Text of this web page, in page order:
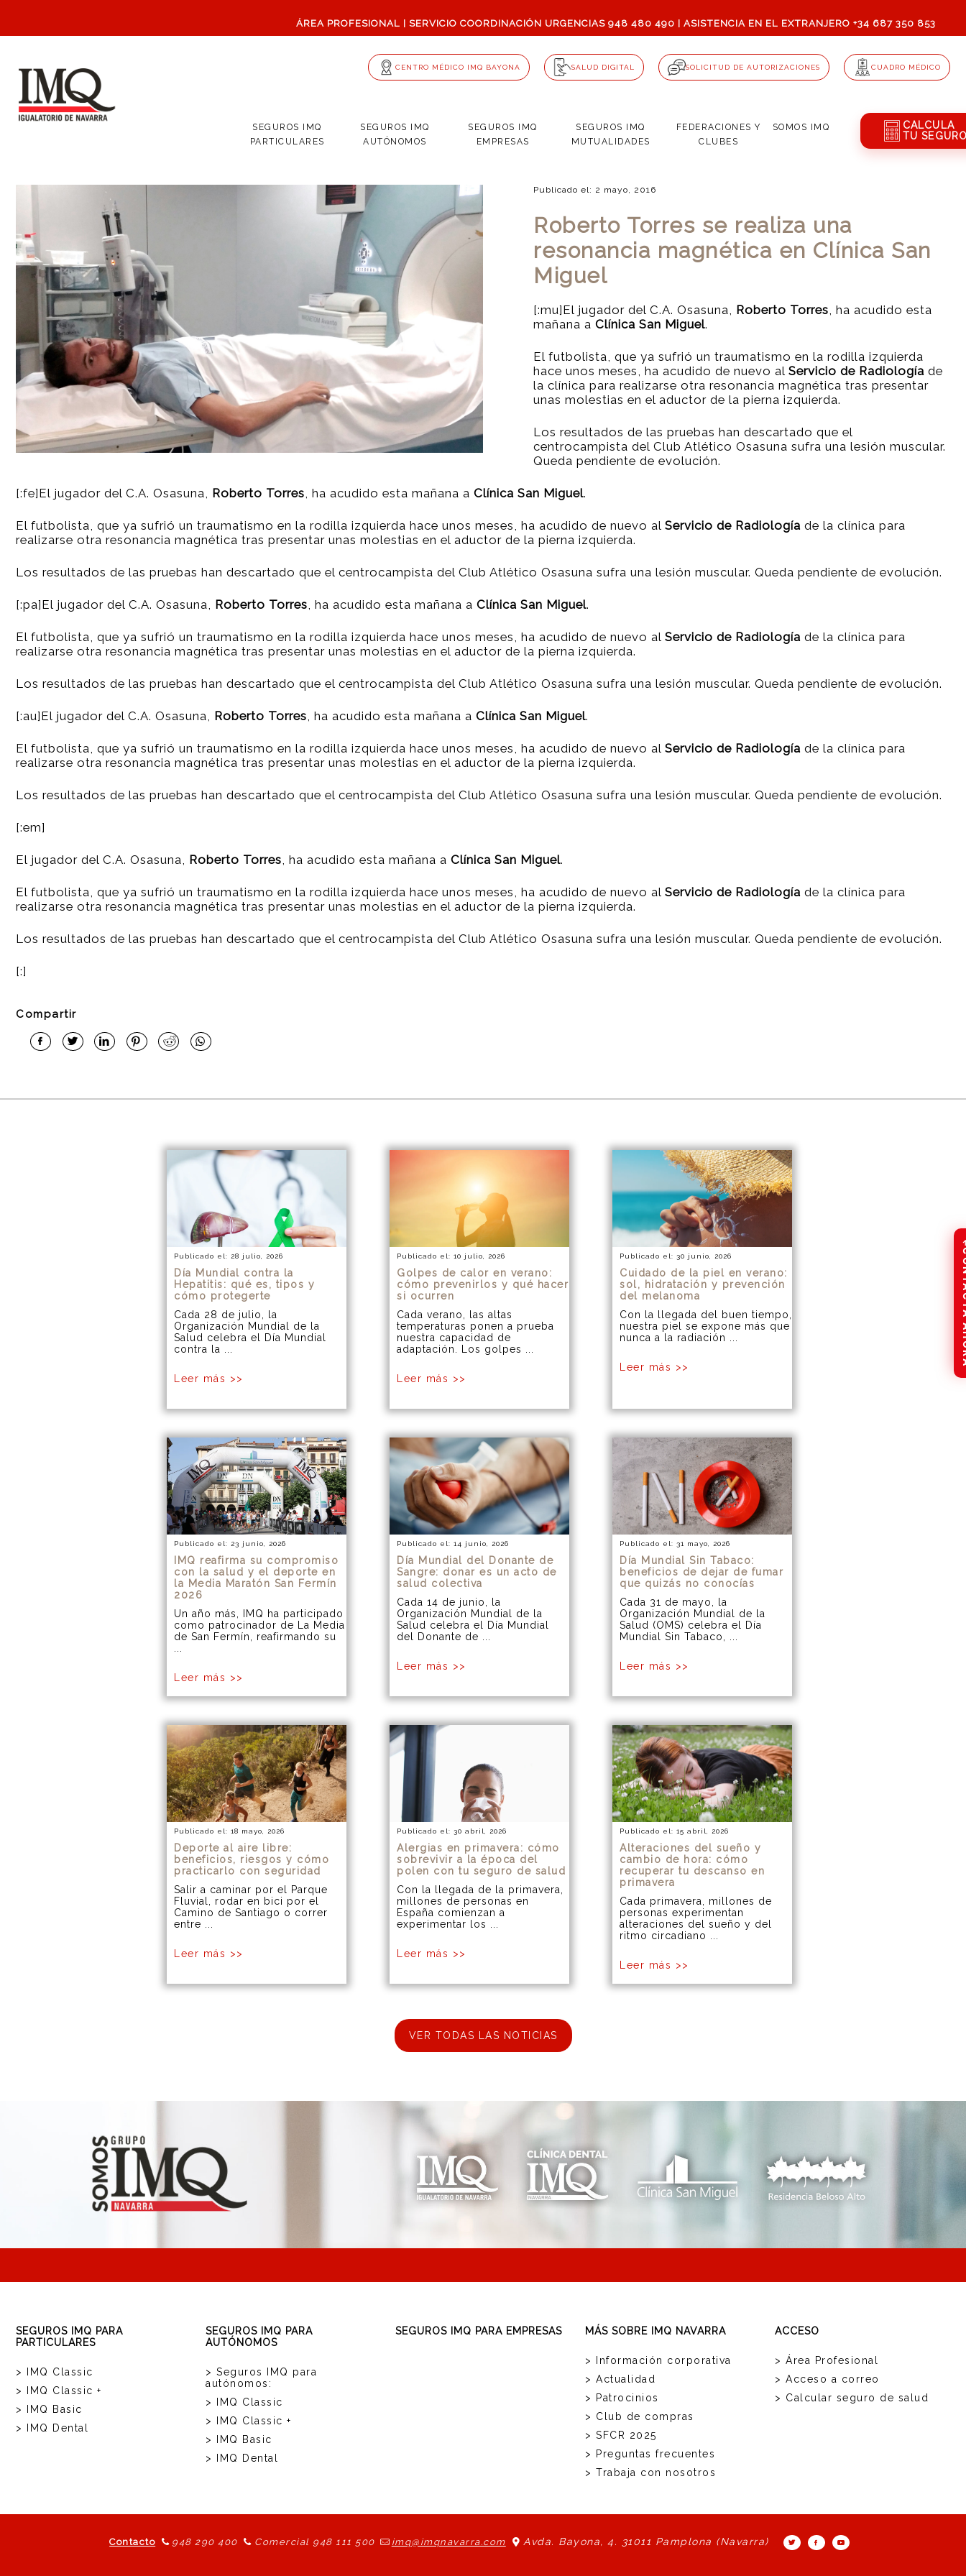
ÁREA PROFESIONAL SERVICIO COORDINACIÓN URGENCIAS 948 480 490 ASISTENCIA EN EL EXTRANJERO +34 687 350 853
CENTRO MÉDICO IMQ BAYONA SALUD DIGITAL SOLICITUD DE AUTORIZACIONES CUADRO MÉDICO
SEGUROS IMQ
PARTICULARES
SEGUROS IMQ
AUTÓNOMOS
SEGUROS IMQ
EMPRESAS
SEGUROS IMQ
MUTUALIDADES
FEDERACIONES Y
CLUBES
SOMOS IMQ
CALCULA
TU
Publicado el: 2 mayo, 2016
Roberto Torres se realiza una
resonancia magnética en Clínica San
Miguel
[:mu]El jugador del C.A. Osasuna, Roberto Torres, ha acudido esta
mañana a Clínica San Miguel.
El futbolista, que ya sufrió un traumatismo en la rodilla izquierda
hace unos meses, ha acudido de nuevo al Servicio de Radiología de
la clínica para realizarse otra resonancia magnética tras presentar
unas molestias en el aductor de la pierna izquierda.
Los resultados de las pruebas han descartado que el
centrocampista del Club Atlético Osasuna sufra una lesión muscular.
Queda pendiente de evolución.
[:fe]El jugador del C.A. Osasuna, Roberto Torres, ha acudido esta mañana a Clínica San Miguel.
El futbolista, que ya sufrió un traumatismo en la rodilla izquierda hace unos meses, ha acudido de nuevo al Servicio de Radiología de la clínica para
realizarse otra resonancia magnética tras presentar unas molestias en el aductor de la pierna izquierda.
Los resultados de las pruebas han descartado que el centrocampista del Club Atlético Osasuna sufra una lesión muscular. Queda pendiente de evolución.
[:pa]El jugador del C.A. Osasuna, Roberto Torres, ha acudido esta mañana a Clínica San Miguel.
El futbolista, que ya sufrió un traumatismo en la rodilla izquierda hace unos meses, ha acudido de nuevo al Servicio de Radiología de la clínica para
realizarse otra resonancia magnética tras presentar unas molestias en el aductor de la pierna izquierda.
Los resultados de las pruebas han descartado que el centrocampista del Club Atlético Osasuna sufra una lesión muscular. Queda pendiente de evolución.
[:au]El jugador del C.A. Osasuna, Roberto Torres, ha acudido esta mañana a Clínica San Miguel.
El futbolista, que ya sufrió un traumatismo en la rodilla izquierda hace unos meses, ha acudido de nuevo al Servicio de Radiología de la clínica para
realizarse otra resonancia magnética tras presentar unas molestias en el aductor de la pierna izquierda.
Los resultados de las pruebas han descartado que el centrocampista del Club Atlético Osasuna sufra una lesión muscular. Queda pendiente de evolución.
[:em]
El jugador del C.A. Osasuna, Roberto Torres, ha acudido esta mañana a Clínica San Miguel.
El futbolista, que ya sufrió un traumatismo en la rodilla izquierda hace unos meses, ha acudido de nuevo al Servicio de Radiología de la clínica para
realizarse otra resonancia magnética tras presentar unas molestias en el aductor de la pierna izquierda.
Los resultados de las pruebas han descartado que el centrocampista del Club Atlético Osasuna sufra una lesión muscular. Queda pendiente de evolución.
[:]
Compartir
Publicado el: 28 julio, 2026
Día Mundial contra la
Hepatitis: qué es, tipos y
cómo protegerte
Cada 28 de julio, la
Organización Mundial de la
Salud celebra el Día Mundial
contra la ...
Leer más >>
Publicado el: 10 julio, 2026
Golpes de calor en verano:
cómo prevenirlos y qué hacer
si ocurren
Cada verano, las altas
temperaturas ponen a prueba
nuestra capacidad de
adaptación. Los golpes ...
Leer más >>
Publicado el: 30 junio, 2026
Cuidado de la piel en verano:
sol, hidratación y prevención
del melanoma
Con la llegada del buen tiempo,
nuestra piel se expone más que
nunca a la radiación ...
Leer más >>
Publicado el: 23 junio, 2026
IMQ reafirma su compromiso
con la salud y el deporte en
la Media Maratón San Fermín
2026
Un año más, IMQ ha participado
como patrocinador de La Media
de San Fermín, reafirmando su
Leer más >>
Publicado el: 14 junio, 2026
Día Mundial del Donante de
Sangre: donar es un acto de
salud colectiva
Cada 14 de junio, la
Organización Mundial de la
Salud celebra el Día Mundial
del Donante de ...
Leer más >>
Publicado el: 31 mayo, 2026
Día Mundial Sin Tabaco:
beneficios de dejar de fumar
que quizás no conocías
Cada 31 de mayo, la
Organización Mundial de la
Salud (OMS) celebra el Día
Mundial Sin Tabaco, ...
Leer más >>
Publicado el: 18 mayo, 2026
Deporte al aire libre:
beneficios, riesgos y cómo
practicarlo con seguridad
Salir a caminar por el Parque
Fluvial, rodar en bici por el
Camino de Santiago o correr
entre ...
Leer más >>
Publicado el: 30 abril, 2026
Alergias en primavera: cómo
sobrevivir a la época del
polen con tu seguro de salud
Con la llegada de la primavera,
millones de personas en
España comienzan a
experimentar los ...
Leer más >>
Publicado el: 15 abril, 2026
Alteraciones del sueño y
cambio de hora: cómo
recuperar tu descanso en
primavera
Cada primavera, millones de
personas experimentan
alteraciones del sueño y del
ritmo circadiano ...
Leer más >>
VER TODAS LAS NOTICIAS
SEGUROS IMQ PARA
PARTICULARES
> IMQ Classic
> IMQ Classic +
> IMQ Basic
> IMQ Dental
SEGUROS IMQ PARA
AUTÓNOMOS
> Seguros IMQ para
autónomos:
> IMQ Classic
> IMQ Classic +
> IMQ Basic
> IMQ Dental
SEGUROS IMQ PARA EMPRESAS MÁS SOBRE IMQ NAVARRA
> Información corporativa
> Actualidad
> Patrocinios
> Club de compras
> SFCR 2025
> Preguntas frecuentes
> Trabaja con nosotros
ACCESO
> Área Profesional
> Acceso a correo
> Calcular seguro de salud
Contacto 948 290 400 Comercial 948 111 500 imq@imqnavarra.com Avda. Bayona, 4. 31011 Pamplona (Navarra)